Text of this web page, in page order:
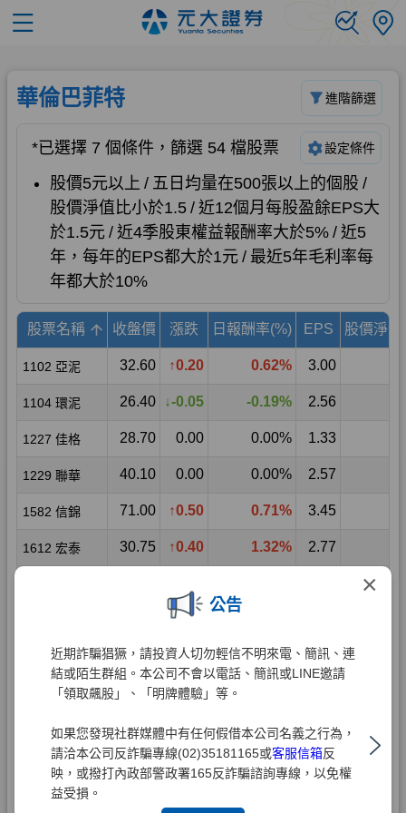
×
公告
近期詐騙猖獗，請投資人切勿輕信不明來電、簡訊、連
結或陌生群組。本公司不會以電話、簡訊或LINE邀請
「領取飆股」、「明牌體驗」等。
如果您發現社群媒體中有任何假借本公司名義之行為，
請洽本公司反詐騙專線(02)35181165或客服信箱反
映，或撥打內政部警政署165反詐騙諮詢專線，以免權
益受損。